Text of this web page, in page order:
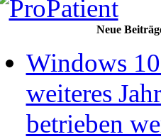
Neue
Windows
weiteres
betrieben